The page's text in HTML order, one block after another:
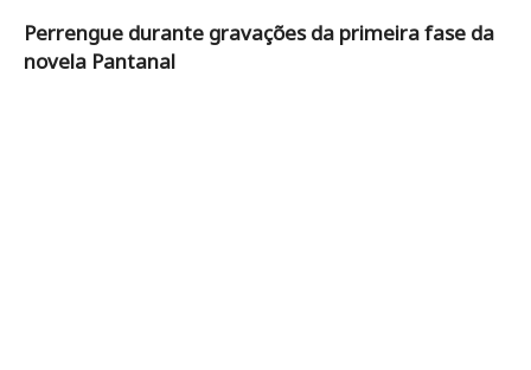
Perrengue durante gravações da primeira fase da
novela Pantanal